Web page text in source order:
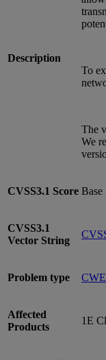
Description
To
The
We
CVSS3.1 Score Base
CVSS3.1
Vector String
Problem type
Affected
Products
1E